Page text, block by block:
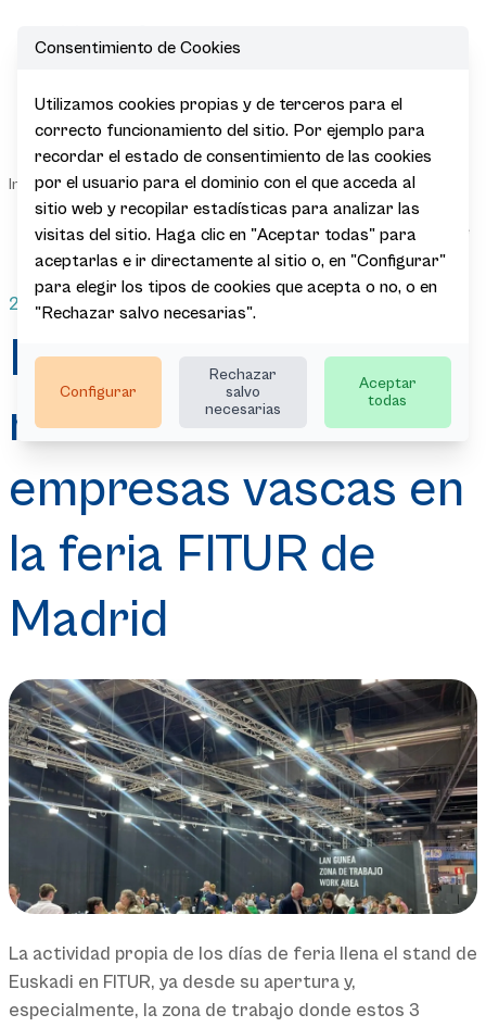
Inicio
Sala de
| Actualidad Noticias |
El stand de
Euskadi
reunirá a 133
empresas
vascas en la
feria FITUR de
Madrid
24.01.2024
El stand de Euskadi
reunirá a 133
empresas vascas en
la feria FITUR de
Madrid
La actividad propia de los días de feria llena el stand de
Euskadi en FITUR, ya desde su apertura y,
especialmente, la zona de trabajo donde estos 3
Consentimiento de Cookies
Utilizamos cookies propias y de terceros para el
correcto funcionamiento del sitio. Por ejemplo para
recordar el estado de consentimiento de las cookies
por el usuario para el dominio con el que acceda al
sitio web y recopilar estadísticas para analizar las
visitas del sitio. Haga clic en "Aceptar todas" para
aceptarlas e ir directamente al sitio o, en "Configurar"
para elegir los tipos de cookies que acepta o no, o en
"Rechazar salvo necesarias".
Configurar
Rechazar
salvo
necesarias
Aceptar
todas